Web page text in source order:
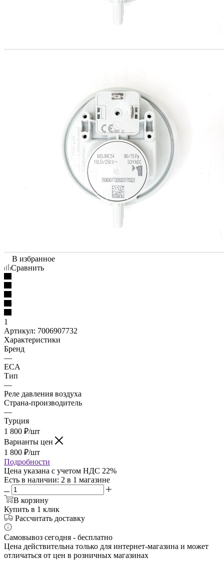
В избранное
Сравнить
1
Артикул: 7006907732
Характеристики
Бренд
—
ECA
Тип
—
Реле давления воздуха
Страна-производитель
—
Турция
1 800 ₽/шт
Варианты цен
1 800 ₽/шт
Подробности
Цена указана с учетом НДС 22%
Есть в наличии: 2 в 1 магазине
В корзину
Купить в 1 клик
Рассчитать доставку
Самовывоз сегодня - бесплатно
Цена действительна только для интернет-магазина и может
отличаться от цен в розничных магазинах